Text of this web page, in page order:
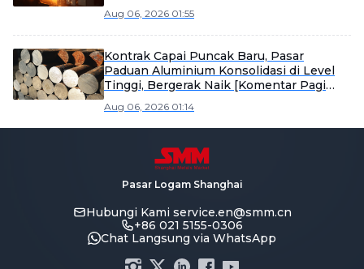
Aug 06, 2026 01:55
Kontrak Capai Puncak Baru, Pasar
Paduan Aluminium Konsolidasi di Level
Tinggi, Bergerak Naik [Komentar Pagi
Aug 06, 2026 01:14
Pasar Logam Shanghai
Hubungi Kami service.en@smm.cn
+86 021 5155-0306
Chat Langsung via WhatsApp